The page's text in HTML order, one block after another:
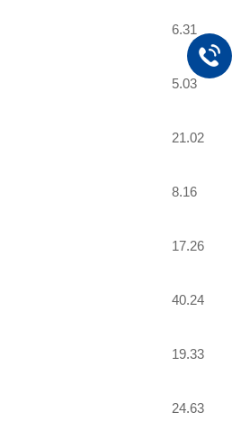
6.31
5.03
21.02
8.16
17.26
40.24
19.33
24.63